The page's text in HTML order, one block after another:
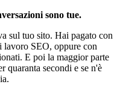
sono tue.
sul tuo sito. Hai pagato con
lavoro SEO, oppure con
E poi la maggior parte
quaranta secondi e se n'è